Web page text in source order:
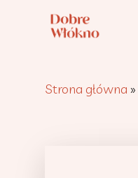
Strona główna »